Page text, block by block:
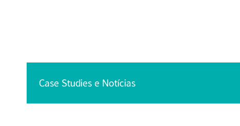
Case Studies e Notícias